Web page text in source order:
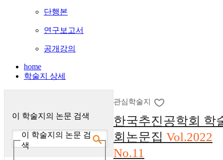
단행본
연구보고서
공개강의
home
학술지 상세
이 학술지의 논문 검색
이 학술지의 논문 검
색
관심학술지
한국추진공학회 학
회논문집 Vol.2022
No.11